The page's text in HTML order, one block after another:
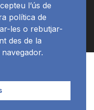
العربية(Árabe)
l’ús de
política de
les o rebutjar-
des de la